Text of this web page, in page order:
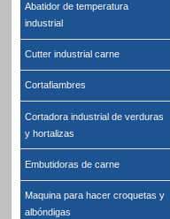
Abatidor de temperatura
industrial
Cutter industrial carne
Cortafiambres
Cortadora industrial de verduras
y hortalizas
Embutidoras de carne
Maquina para hacer croquetas y
albóndigas